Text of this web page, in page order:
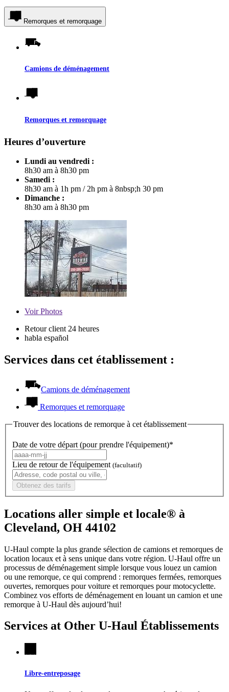
Remorques et remorquage
Camions de déménagement
Remorques et remorquage
Heures d’ouverture
Lundi au vendredi :
8h30 am à 8h30 pm
Samedi :
8h30 am à 1h pm / 2h pm à 8nbsp;h 30 pm
Dimanche :
8h30 am à 8h30 pm
VoirPhotos
Retour client 24 heures
habla español
Services dans cet établissement :
Camions de déménagement
Remorques et remorquage
Trouver des locations de remorque à cet établissement
Date de votre départ (pour prendre l'équipement)*
Lieu de retour de l'équipement (facultatif)
Obtenez des tarifs
Locations aller simple et locale® à
Cleveland, OH 44102
U-Haul compte la plus grande sélection de camions et remorques de
location locaux et à sens unique dans votre région. U-Haul offre un
processus de déménagement simple lorsque vous louez un camion
ou une remorque, ce qui comprend : remorques fermées, remorques
ouvertes, remorques pour voiture et remorques pour motocyclette.
Combinez vos efforts de déménagement en louant un camion et une
remorque à U-Haul dès aujourd’hui!
Services at Other U-Haul Établissements
Libre-entreposage